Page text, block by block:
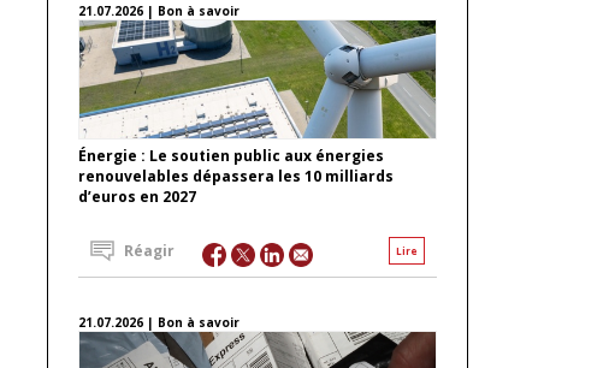
21.07.2026 | Bon à savoir
Énergie : Le soutien public aux énergies
renouvelables dépassera les 10 milliards
d’euros en 2027
Lire
Réagir
21.07.2026 | Bon à savoir